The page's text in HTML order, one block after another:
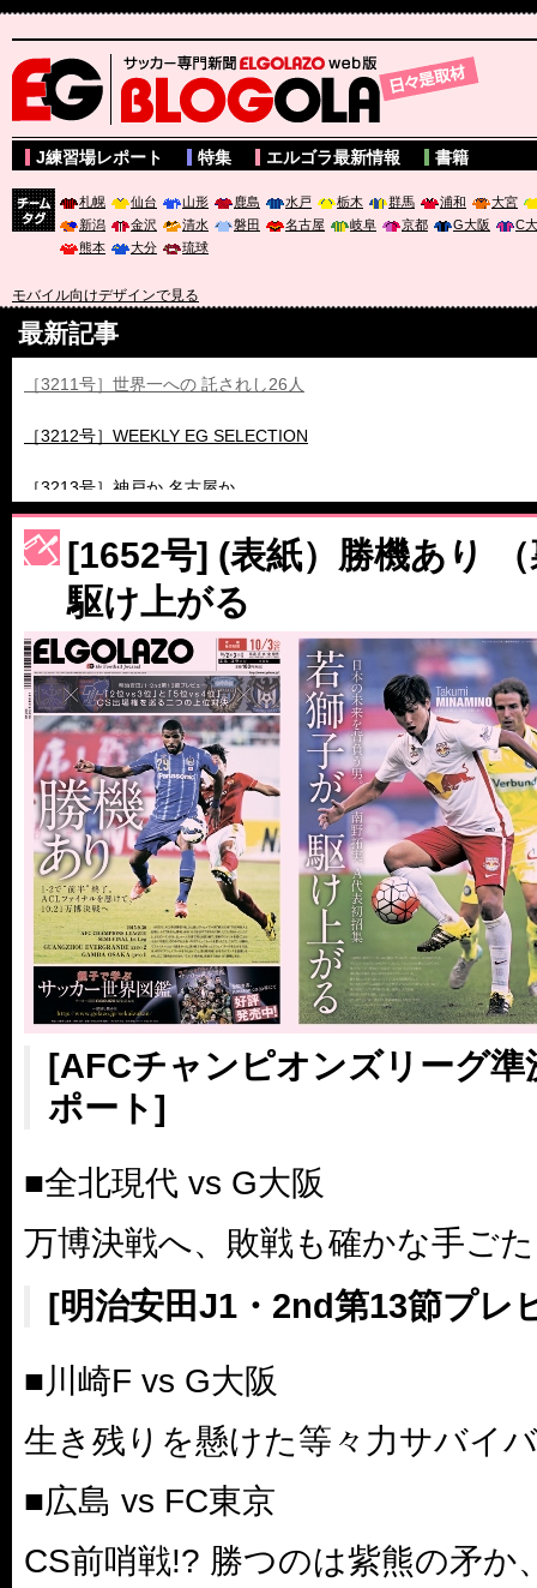
サッカー専門新聞ELGOLAZO web版 BLOGOLA
J練習場レポート 特集 エルゴラ最新情報 書籍
札幌 仙台 山形 鹿島 水戸 栃木 群馬 浦和
大宮
新潟
金沢 清水 磐田 名古屋 岐阜 京都 G大阪
C
熊本
大分 琉球
モバイル向けデザインで見る
最新記事
［3211号］世界一への 託されし26人
［3212号］WEEKLY EG SELECTION
［3213号］神戸か 名古屋か
［3214号］WEST制覇
［3215号］WEEKLY EG SELECTION
［3216号］行く末占うラストワン
［3217号］最高の景色へ出国
［3218号］WEEKLY EG SELECTION
［3219号］特別な覇者へ 大逆転か連破か
［3220号］伝説の王者、黄金のシャーレ
[1652号] (表紙）勝機あり
駆け上がる
[AFCチャンピオンズリーグ準
ポート]
■全北現代 vs G大阪
万博決戦へ、敗戦も確かな手ご
[明治安田J1・2nd第13節プレ
■川崎F vs G大阪
生き残りを懸けた等々力サバイ
■広島 vs FC東京
CS前哨戦!? 勝つのは紫熊の矛か